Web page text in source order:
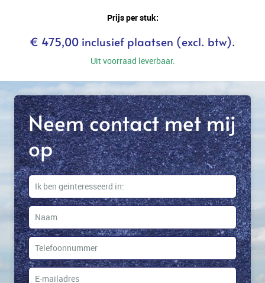
Prijs per stuk:
€ 475,00 inclusief plaatsen (excl. btw).
Uit voorraad leverbaar.
Neem contact met mij
op